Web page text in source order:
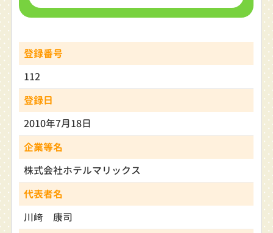
登録番号
112
登録日
2010年7月18日
企業等名
株式会社ホテルマリックス
代表者名
川﨑 康司